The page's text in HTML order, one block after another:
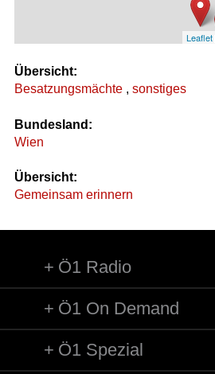
Leaflet
Übersicht:
Besatzungsmächte , sonstiges
Bundesland:
Wien
Übersicht:
Gemeinsam erinnern
Ö1 Radio
Ö1 On Demand
Ö1 Spezial